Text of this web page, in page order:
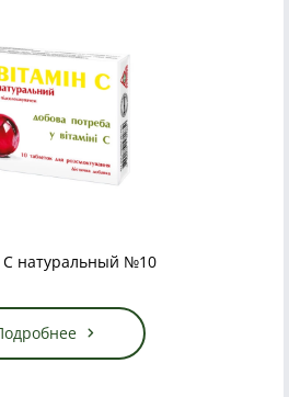
натуральный №10